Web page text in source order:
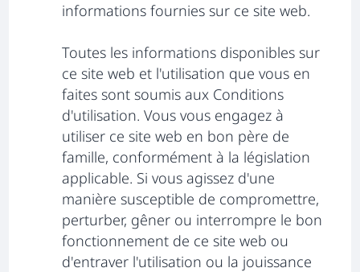
informations fournies sur ce site web.
Toutes les informations disponibles sur
ce site web et l'utilisation que vous en
faites sont soumis aux Conditions
d'utilisation. Vous vous engagez à
utiliser ce site web en bon père de
famille, conformément à la législation
applicable. Si vous agissez d'une
manière susceptible de compromettre,
perturber, gêner ou interrompre le bon
fonctionnement de ce site web ou
d'entraver l'utilisation ou la jouissance